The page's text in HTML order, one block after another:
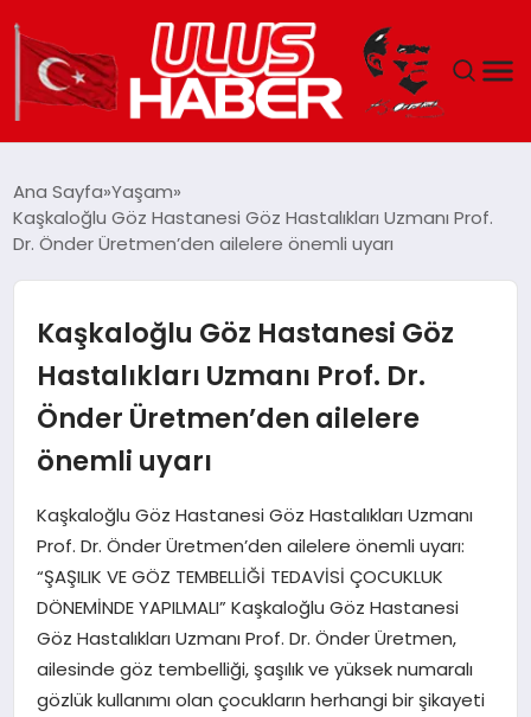
DÜNYA
SIYASET
TEKNOLOJI
MAGAZIN
SPOR
YAŞAM
Ana Sayfa Yaşam
Kaşkaloğlu Göz Hastanesi Göz Hastalıkları Uzmanı Prof.
Dr. Önder Üretmen’den ailelere önemli uyarı
Kaşkaloğlu Göz Hastanesi Göz
Hastalıkları Uzmanı Prof. Dr.
Önder Üretmen’den ailelere
önemli uyarı
Kaşkaloğlu Göz Hastanesi Göz Hastalıkları Uzmanı
Prof. Dr. Önder Üretmen’den ailelere önemli uyarı:
“ŞAŞILIK VE GÖZ TEMBELLİĞİ TEDAVİSİ ÇOCUKLUK
DÖNEMİNDE YAPILMALI” Kaşkaloğlu Göz Hastanesi
Göz Hastalıkları Uzmanı Prof. Dr. Önder Üretmen,
ailesinde göz tembelliği, şaşılık ve yüksek numaralı
gözlük kullanımı olan çocukların herhangi bir şikayeti